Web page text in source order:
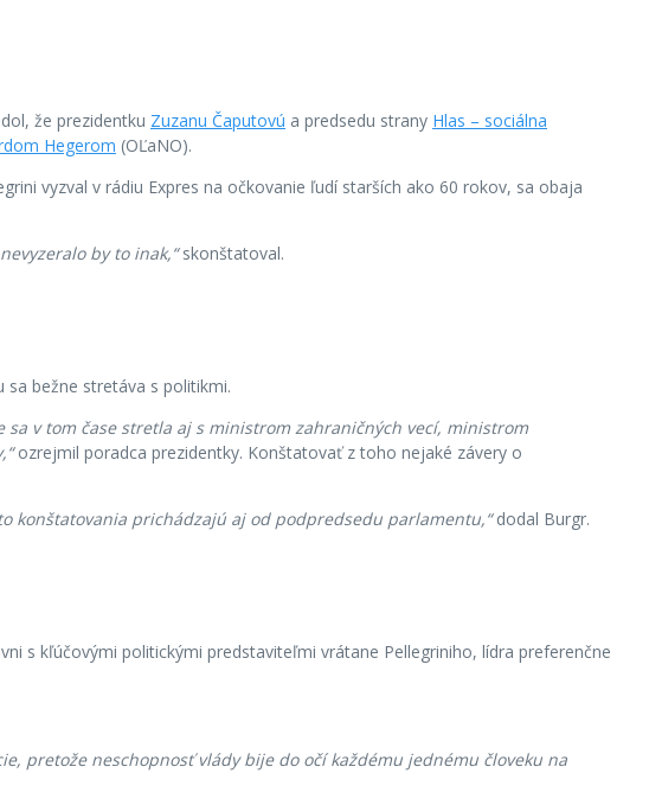
že prezidentku Zuzanu Čaputovú a predsedu strany Hlas – sociálna
Hegerom (OĽaNO).
vyzval v rádiu Expres na očkovanie ľudí starších ako 60 rokov, sa obaja
by to inak,“skonštatoval.
sa bežne stretáva s politikmi.
v tom čase stretla aj s ministrom zahraničných vecí, ministrom
ozrejmil poradca prezidentky. Konštatovať z toho nejaké závery o
konštatovania prichádzajú aj od podpredsedu parlamentu,“dodal Burgr.
s kľúčovými politickými predstaviteľmi vrátane Pellegriniho, lídra preferenčne
pretože neschopnosť vlády bije do očí každému jednému človeku na